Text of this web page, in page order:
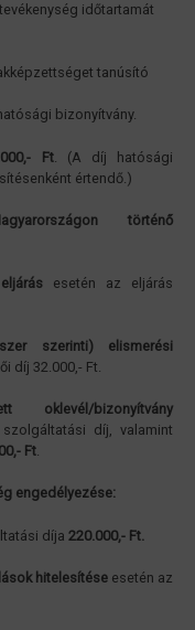
időtartamát
tanúsító
bizonyítvány.
Ft. (A díj hatósági
értendő.)
történő
esetén az eljárás
szerinti) elismerési
díj 32.000,- Ft.
bizonyítvány
díj, valamint
Ft.
engedélyezése:
díja 220.000,- Ft.
hitelesítése esetén az